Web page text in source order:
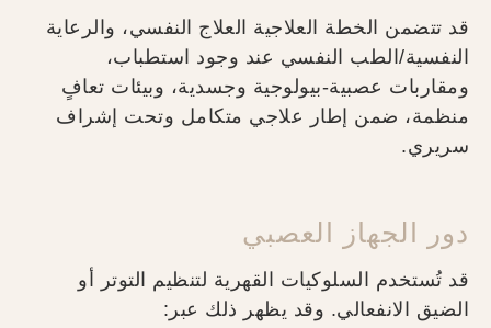
قد تتضمن الخطة العلاجية العلاج النفسي، والرعاية
النفسية/الطب النفسي عند وجود استطباب،
ومقاربات عصبية-بيولوجية وجسدية، وبيئات تعافٍ
منظمة، ضمن إطار علاجي متكامل وتحت إشراف
سريري.
دور الجهاز العصبي
قد تُستخدم السلوكيات القهرية لتنظيم التوتر أو
الضيق الانفعالي. وقد يظهر ذلك عبر: